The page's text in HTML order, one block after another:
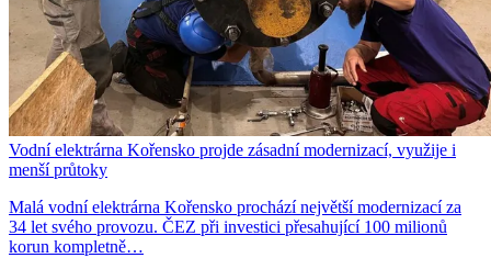
Vodní elektrárna Kořensko projde zásadní modernizací, využije i
menší průtoky
Malá vodní elektrárna Kořensko prochází největší modernizací za
34 let svého provozu. ČEZ při investici přesahující 100 milionů
korun kompletně…